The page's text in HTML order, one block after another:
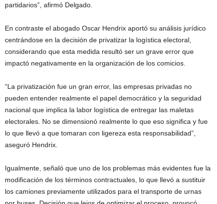
partidarios”, afirmó Delgado.
En contraste el abogado Oscar Hendrix aportó su análisis jurídico
centrándose en la decisión de privatizar la logística electoral,
considerando que esta medida resultó ser un grave error que
impactó negativamente en la organización de los comicios.
“La privatización fue un gran error, las empresas privadas no
pueden entender realmente el papel democrático y la seguridad
nacional que implica la labor logística de entregar las maletas
electorales. No se dimensionó realmente lo que eso significa y fue
lo que llevó a que tomaran con ligereza esta responsabilidad”,
aseguró Hendrix.
Igualmente, señaló que uno de los problemas más evidentes fue la
modificación de los términos contractuales, lo que llevó a sustituir
los camiones previamente utilizados para el transporte de urnas